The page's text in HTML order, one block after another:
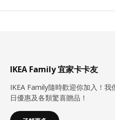
IKEA Family 宜家卡卡友
IKEA Family隨時歡迎你加入！
日優惠及各類驚喜贈品！